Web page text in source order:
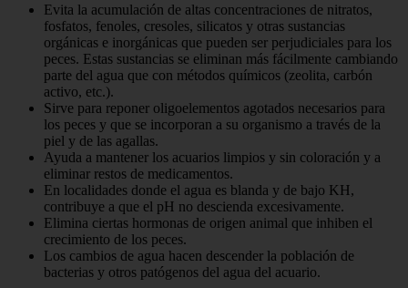
Evita la acumulación de altas concentraciones de nitratos,
fosfatos, fenoles, cresoles, silicatos y otras sustancias
orgánicas e inorgánicas que pueden ser perjudiciales para los
peces. Estas sustancias se eliminan más fácilmente cambiando
parte del agua que con métodos químicos (zeolita, carbón
activo, etc.).
Sirve para reponer oligoelementos agotados necesarios para
los peces y que se incorporan a su organismo a través de la
piel y de las agallas.
Ayuda a mantener los acuarios limpios y sin coloración y a
eliminar restos de medicamentos.
En localidades donde el agua es blanda y de bajo KH,
contribuye a que el pH no descienda excesivamente.
Elimina ciertas hormonas de origen animal que inhiben el
crecimiento de los peces.
Los cambios de agua hacen descender la población de
bacterias y otros patógenos del agua del acuario.